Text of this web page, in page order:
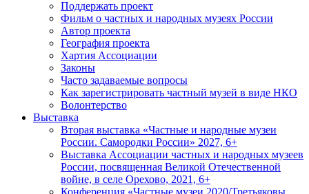
Поддержать проект
Фильм о частных и народных музеях России
Автор проекта
География проекта
Хартия Ассоциации
Законы
Часто задаваемые вопросы
Как зарегистрировать частный музей в виде НКО
Волонтерство
Выставка
Вторая выставка «Частные и народные музеи
России. Самородки России» 2027, 6+
Выставка Ассоциации частных и народных музеев
России, посвященная Великой Отечественной
войне, в селе Орехово, 2021, 6+
Конференция «Частные музеи 2020/Третьяковы